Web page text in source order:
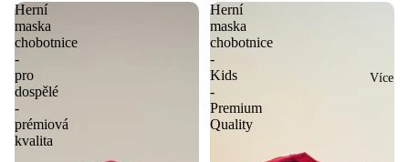
Více
Herní
maska
chobotnice
-
pro
dospělé
-
prémiová
kvalita
Herní
maska
chobotnice
-
Kids
-
Premium
Quality